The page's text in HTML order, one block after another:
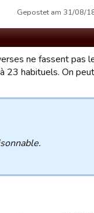
Gepostet am 31/08/
ne fassent pas
23 habituels. On peut